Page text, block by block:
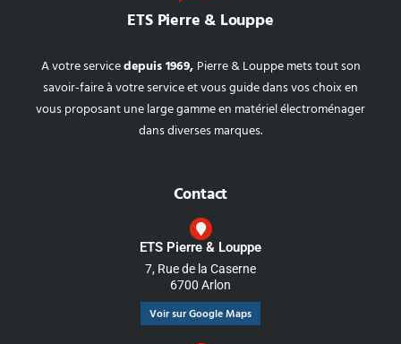
ETS Pierre & Louppe
A votre servicedepuis 1969, Pierre & Louppe mets tout son
savoir-faire à votre service et vous guide dans vos choix en
vous proposant une large gamme en matériel électroménager
dans diverses marques.
Contact
ETS Pierre & Louppe
7, Rue de la Caserne
6700 Arlon
Voir sur Google Maps